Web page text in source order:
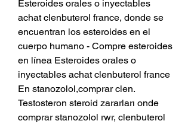
Esteroides orales o inyectables
achat clenbuterol france, donde se
encuentran los esteroides en el
cuerpo humano - Compre esteroides
en línea Esteroides orales o
inyectables achat clenbuterol france
En stanozolol,comprar clen.
Testosteron steroid zararları onde
comprar stanozolol rwr, clenbuterol